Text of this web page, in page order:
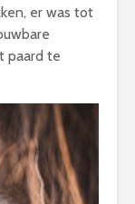
er was tot
paard te